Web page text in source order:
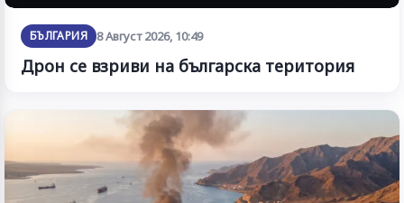
БЪЛГАРИЯ 8 Август 2026, 10:49
Дрон се взриви на българска територия